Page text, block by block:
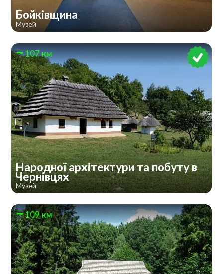
Бойківщина
Музей
107 км
Народної архітектури та побуту в
Чернівцях
Музей
109 км